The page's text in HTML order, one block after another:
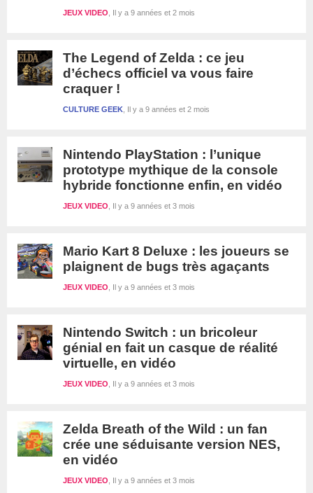
Il y a 9 années et 2 mois
JEUX VIDEO
The Legend of Zelda : ce jeu
d’échecs officiel va vous faire
craquer !
Il y a 9 années et 2 mois
CULTURE GEEK
Nintendo PlayStation : l’unique
prototype mythique de la console
hybride fonctionne enfin, en vidéo
Il y a 9 années et 3 mois
JEUX VIDEO
Mario Kart 8 Deluxe : les joueurs se
plaignent de bugs très agaçants
Il y a 9 années et 3 mois
JEUX VIDEO
Nintendo Switch : un bricoleur
génial en fait un casque de réalité
virtuelle, en vidéo
Il y a 9 années et 3 mois
JEUX VIDEO
Zelda Breath of the Wild : un fan
crée une séduisante version NES,
en vidéo
Il y a 9 années et 3 mois
JEUX VIDEO